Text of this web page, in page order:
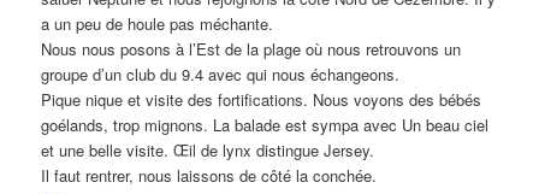
a un peu de houle pas méchante.
Nous nous posons à l’Est de la plage où nous retrouvons un
groupe d’un club du 9.4 avec qui nous échangeons.
Pique nique et visite des fortifications. Nous voyons des bébés
goélands, trop mignons. La balade est sympa avec Un beau ciel
et une belle visite. Œil de lynx distingue Jersey.
Il faut rentrer, nous laissons de côté la conchée.